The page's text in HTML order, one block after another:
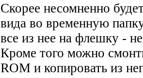
Скорее несомненно
вида во временную
все из нее на флешку -
Кроме того можно
ROM и копировать из